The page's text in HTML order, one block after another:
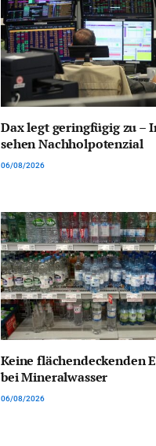
Dax legt geringfügig zu –
sehen Nachholpotenzial
06/08/2026
Keine flächendeckenden
bei Mineralwasser
06/08/2026